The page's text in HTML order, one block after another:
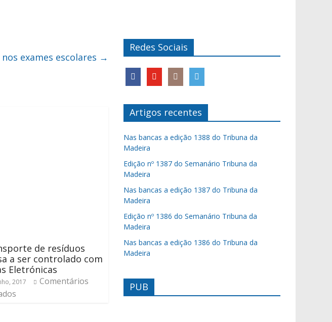
exames escolares →
de resíduos
a ser controlado com
Eletrónicas
2017
Comentários
Redes Sociais
Artigos recentes
Nas bancas a edição 1388 do Tribuna da
Madeira
Edição nº 1387 do Semanário Tribuna da
Madeira
Nas bancas a edição 1387 do Tribuna da
Madeira
Edição nº 1386 do Semanário Tribuna da
Madeira
Nas bancas a edição 1386 do Tribuna da
Madeira
PUB